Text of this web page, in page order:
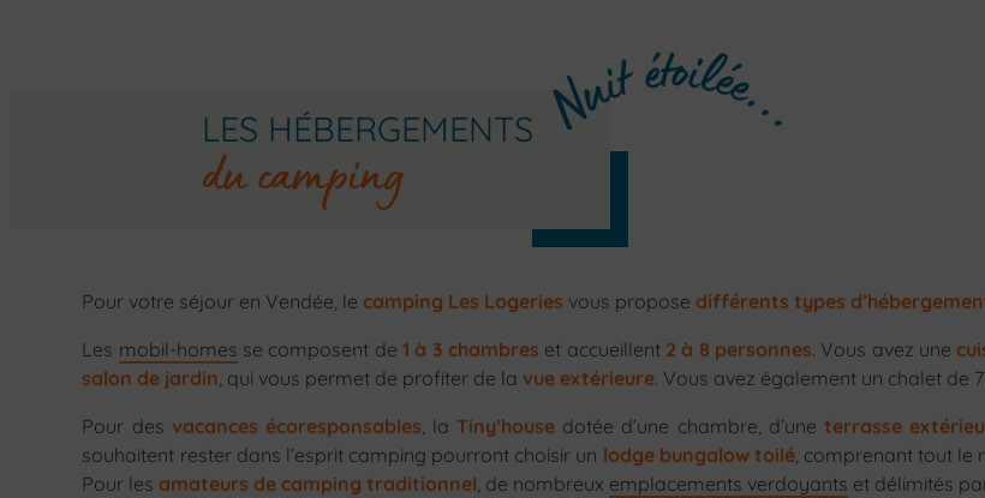
LES HÉBERGEMENTS
du camping
Pour votre séjour en Vendée, le camping Les Logeries vous propose différents types
Les mobil-homes se composent de1 à 3 chambres et accueillent 2 à 8 personnes. Vous avez une
salon de jardin , qui vous permet de profiter de lavue extérieure. Vous avez également un chalet de
Pour des vacances écoresponsables , laTiny’house dotée d’une chambre, d’une terrasse
souhaitent rester dans l’esprit camping pourront choisir un lodge bungalow toilé, comprenant tout le
Pour les amateurs de camping traditionnel , de nombreux emplacements verdoyants et délimités